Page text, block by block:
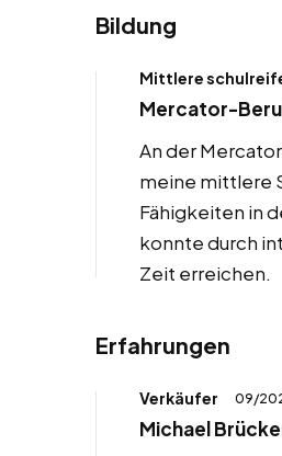
Bildung
Mittlere
Mercator-
An der
meine mittlere
Fähigkeiten in
konnte durch
Zeit erreichen.
Erfahrungen
Verkäufer 09/
Michael